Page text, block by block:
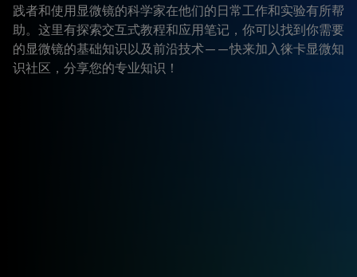
践者和使用显微镜的科学家在他们的日常工作和实验有所帮
助。这里有探索交互式教程和应用笔记，你可以找到你需要
的显微镜的基础知识以及前沿技术——快来加入徕卡显微知
识社区，分享您的专业知识！